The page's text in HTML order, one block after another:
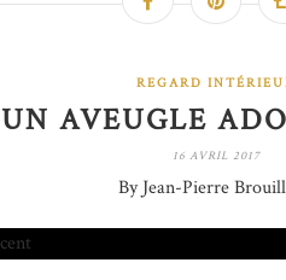
REGARD
UN AVEUGLE
16 AVRIL 2017
By Jean-Pierre